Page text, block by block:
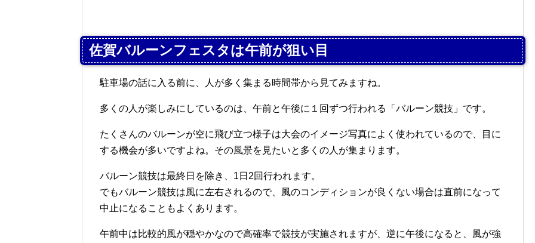
佐賀バルーンフェスタは午前が狙い目
駐車場の話に入る前に、人が多く集まる時間帯から見てみますね。
多くの人が楽しみにしているのは、午前と午後に１回ずつ行われる「バルーン競技」です。
たくさんのバルーンが空に飛び立つ様子は大会のイメージ写真によく使われているので、目に
する機会が多いですよね。その風景を見たいと多くの人が集まります。
バルーン競技は最終日を除き、1日2回行われます。
でもバルーン競技は風に左右されるので、風のコンディションが良くない場合は直前になって
中止になることもよくあります。
午前中は比較的風が穏やかなので高確率で競技が実施されますが、逆に午後になると、風が強